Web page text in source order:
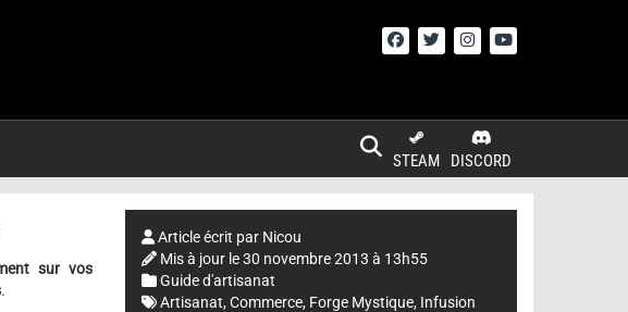
DISCORD
STEAM
sur vos
.
Article écrit par Nicou
Mis à jour le30 novembre 2013 à 13h55
Guide d'artisanat
Artisanat, Commerce, Forge Mystique, Infusion